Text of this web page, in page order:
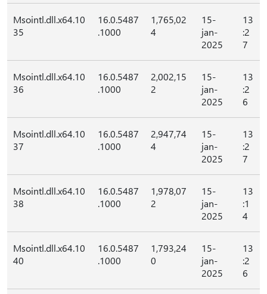
Msointl.dll.x64.10
35
16.0.5487
.1000
1,765,02
4
15-
jan-
2025
13
:2
7
Msointl.dll.x64.10
36
16.0.5487
.1000
2,002,15
2
15-
jan-
2025
13
:2
6
Msointl.dll.x64.10
37
16.0.5487
.1000
2,947,74
4
15-
jan-
2025
13
:2
7
Msointl.dll.x64.10
38
16.0.5487
.1000
1,978,07
2
15-
jan-
2025
13
:1
4
Msointl.dll.x64.10
40
16.0.5487
.1000
1,793,24
0
15-
jan-
2025
13
:2
6